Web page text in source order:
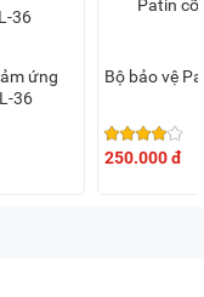
ứng
36
Bộ bảo vệ
250.000 đ